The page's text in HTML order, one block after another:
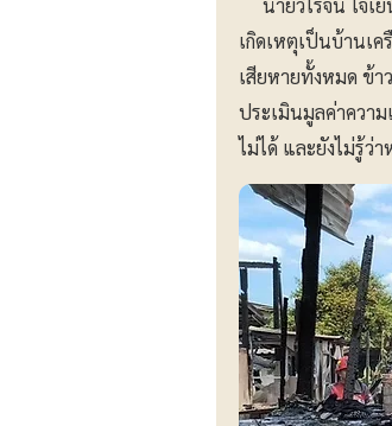
นายวิโรจน์ ใจเย็
เกิดเหตุเป็นบ้านเ
เสียหายทั้งหมด ข้า
ประเมินมูลค่าควา
ไม่ได้ และยังไม่รู้ว่